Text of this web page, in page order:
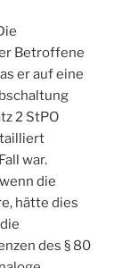
Betroffene
er auf eine
2 StPO
war.
die
hätte dies
des § 80